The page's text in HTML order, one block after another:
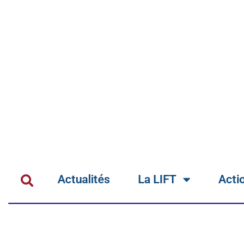
Actualités La LIFT